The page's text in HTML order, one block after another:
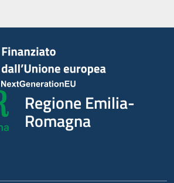
Regione Emilia-
Romagna